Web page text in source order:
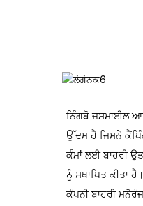
ਨਿੰਗਬੋ ਜਸਮਾਈਲ
ਉੱਦਮ ਹੈ ਜਿਸਨੇ
ਕੰਮਾਂ ਲਈ ਬਾਹਰੀ
ਨੂੰ ਸਥਾਪਿਤ ਕੀਤਾ
ਕੰਪਨੀ ਬਾਹਰੀ